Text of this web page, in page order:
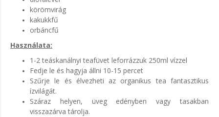
körömvirág
kakukkfű
orbáncfű
Használata:
1-2 teáskanálnyi teafüvet leforrázzuk 250ml vízzel
Fedje le és hagyja állni 10-15 percet
Szűrje le és élvezheti az organikus tea fantasztikus
ízvilágát.
Száraz helyen, üveg edényben vagy tasakban
visszazárva tárolja.